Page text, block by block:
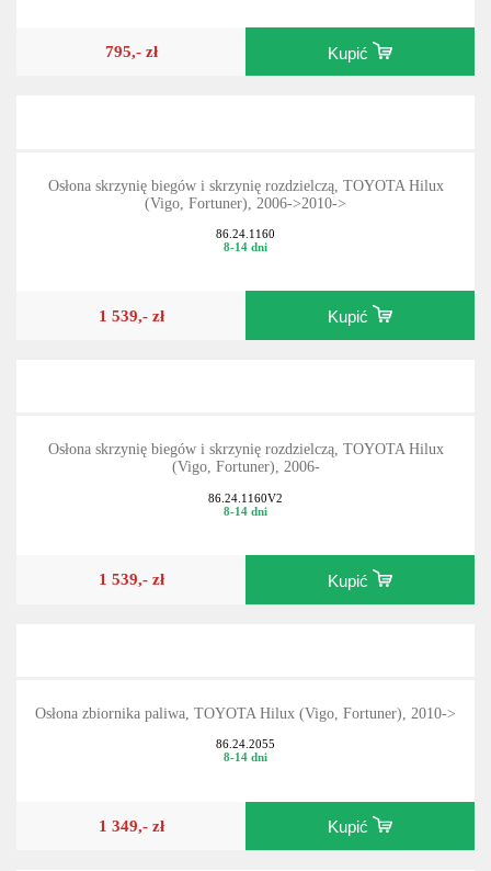
795,- zł Kupić
Osłona skrzynię biegów i skrzynię rozdzielczą, TOYOTA Hilux
(Vigo, Fortuner), 2006->2010->
86.24.1160
8-14 dni
1 539,- zł Kupić
Osłona skrzynię biegów i skrzynię rozdzielczą, TOYOTA Hilux
(Vigo, Fortuner), 2006-
86.24.1160V2
8-14 dni
1 539,- zł Kupić
Osłona zbiornika paliwa, TOYOTA Hilux (Vigo, Fortuner), 2010->
86.24.2055
8-14 dni
1 349,- zł Kupić